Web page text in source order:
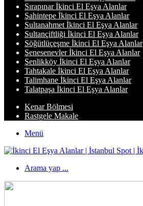
Sırapınar İkinci El Eşya Alanlar
Şahintepe İkinci El Eşya Alanlar
Sultanahmet İkinci El Eşya Alanlar
Sultançiftliği İkinci El Eşya Alanlar
Söğütlüçeşme İkinci El Eşya Alanlar
Şenesenevler İkinci El Eşya Alanlar
Şenlikköy İkinci El Eşya Alanlar
Tahtakale İkinci El Eşya Alanlar
Talimhane İkinci El Eşya Alanlar
Talatpaşa İkinci El Eşya Alanlar
Kenar Bölmesi
Rastgele Makale
Menü
Arama yap ...